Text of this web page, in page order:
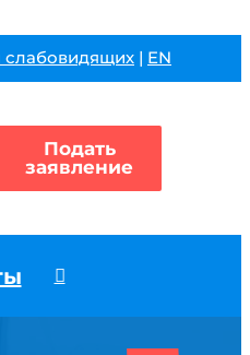
слабовидящих | EN
Подать
заявление